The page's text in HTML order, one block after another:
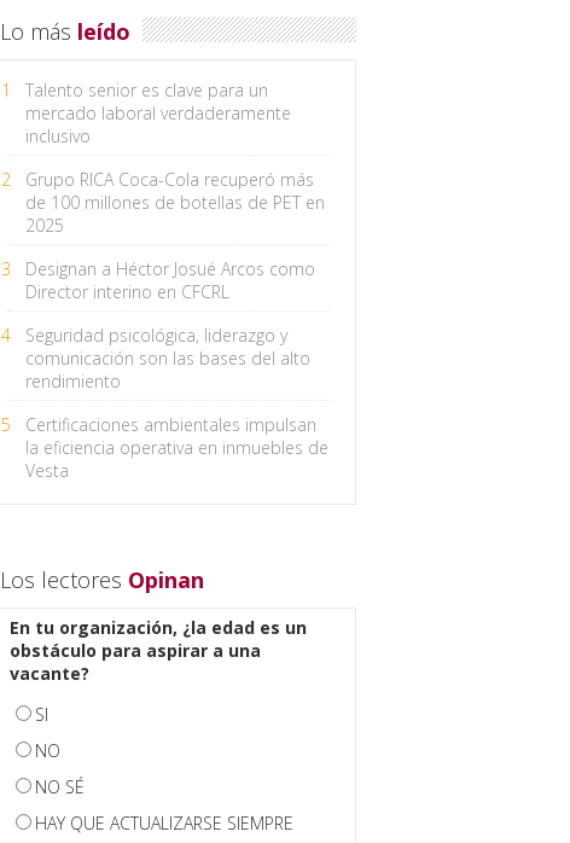
Lo más leído
1
Talento senior es clave para un
mercado laboral verdaderamente
inclusivo
2
Grupo RICA Coca-Cola recuperó más
de 100 millones de botellas de PET en
2025
3
Designan a Héctor Josué Arcos como
Director interino en CFCRL
4
Seguridad psicológica, liderazgo y
comunicación son las bases del alto
rendimiento
5
Certificaciones ambientales impulsan
la eficiencia operativa en inmuebles de
Vesta
Los lectores Opinan
En tu organización, ¿la edad es un
obstáculo para aspirar a una
vacante?
SI
NO
NO SÉ
HAY QUE ACTUALIZARSE SIEMPRE